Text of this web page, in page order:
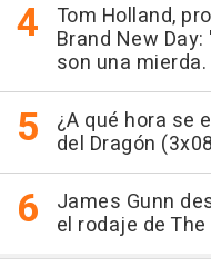
Tom Holland,
Brand New
son una
¿A qué hora se
del Dragón
James Gunn
el rodaje de